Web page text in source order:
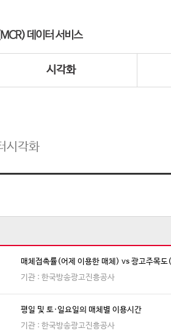
시각화
시각화
매체접촉률(어제 이용한 매체) vs 광고주목
기관 : 한국방송광고진흥공사
평일 및 토·일요일의 매체별 이용시간
기관 : 한국방송광고진흥공사